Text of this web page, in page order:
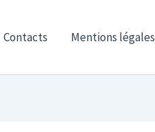
Contacts Mentions légales